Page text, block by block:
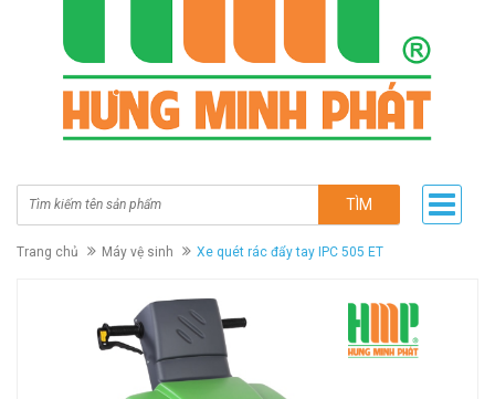
TÌM
Trang chủ Máy vệ sinh Xe quét rác đẩy tay IPC 505 ET